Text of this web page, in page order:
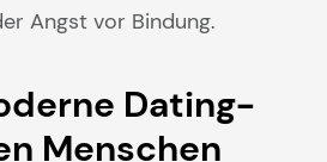
Angst vor Bindung.
Dating-
Menschen